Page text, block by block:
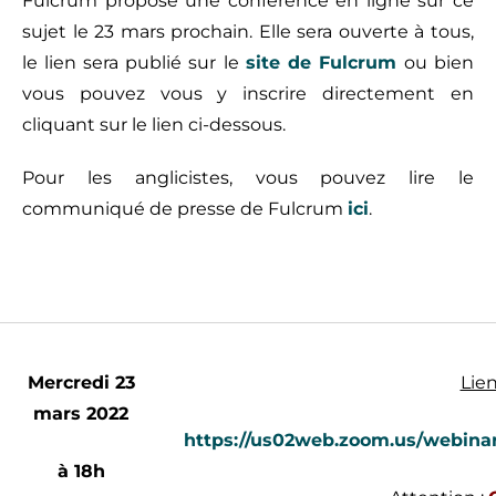
sujet le 23 mars prochain. Elle sera ouverte à tous,
le lien sera publié sur le site de Fulcrum ou bien
vous pouvez vous y inscrire directement en
cliquant sur le lien ci-dessous.
Pour les anglicistes, vous pouvez lire le
communiqué de presse de Fulcrum ici.
Mercredi 23
mars 2022
à 18h
https://us02web.zoom.us/